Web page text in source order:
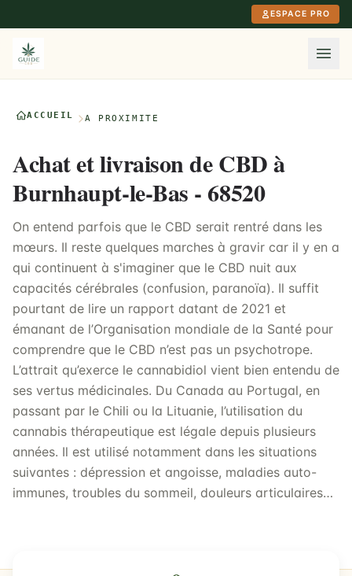
ESPACE PRO
ACCUEIL À PROXIMITÉ
Achat et livraison de CBD à
Burnhaupt-le-Bas - 68520
On entend parfois que le CBD serait rentré dans les
mœurs. Il reste quelques marches à gravir car il y en a
qui continuent à s'imaginer que le CBD nuit aux
capacités cérébrales (confusion, paranoïa). Il suffit
pourtant de lire un rapport datant de 2021 et
émanant de l’Organisation mondiale de la Santé pour
comprendre que le CBD n’est pas un psychotrope.
L’attrait qu’exerce le cannabidiol vient bien entendu de
ses vertus médicinales. Du Canada au Portugal, en
passant par le Chili ou la Lituanie, l’utilisation du
cannabis thérapeutique est légale depuis plusieurs
années. Il est utilisé notamment dans les situations
suivantes : dépression et angoisse, maladies auto-
immunes, troubles du sommeil, douleurs articulaires…